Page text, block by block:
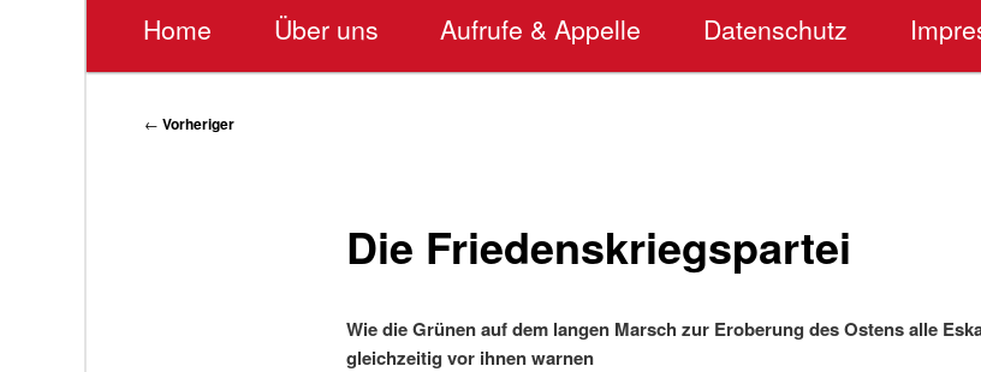
Home Über uns Aufrufe & Appelle Datenschutz
Beitragsnavigation
← Vorheriger
Die Friedenskriegspartei
Wie die Grünen auf dem langen Marsch zur Eroberung des Ostens alle
gleichzeitig vor ihnen warnen